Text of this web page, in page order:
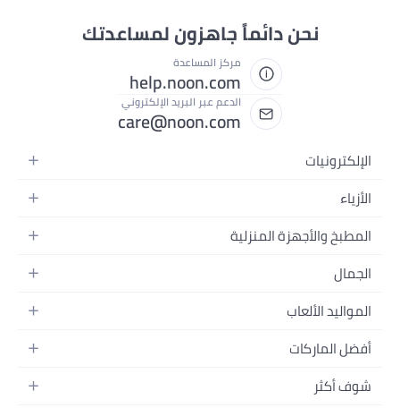
نحن دائماً جاهزون لمساعدتك
مركز المساعدة
help.noon.com
الدعم عبر البريد الإلكتروني
care@noon.com
الإلكترونيات
الهواتف المتحركة
أجهزة الكمبيوتر المحمولة
التلفزيونات
أجهزة الألعاب
إكسسوارات الجوال
الأجهزة القابلة للارتداء
الأزياء
أحذية رياضية رجالية
الساعات
حقائب الظهر
بلوزات نسائية
النظارات
المطبخ والأجهزة المنزلية
الأجهزة الكبيرة
التخزين
الأثاث
أدوات الطبخ
الجمال
العطور
العناية بالشعر
العناية الشخصية
المواليد الألعاب
أثاث الأطفال
الحفاضات
أفضل الماركات
أبل
شوف أكثر